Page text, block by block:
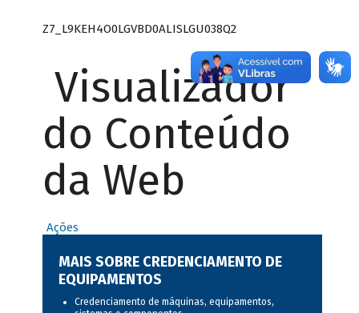
Z7_L9KEH4O0LGVBD0ALISLGU038Q2
Visualizador
do Conteúdo
da Web
Ações
MAIS SOBRE CREDENCIAMENTO DE
EQUIPAMENTOS
Credenciamento de máquinas, equipamentos,